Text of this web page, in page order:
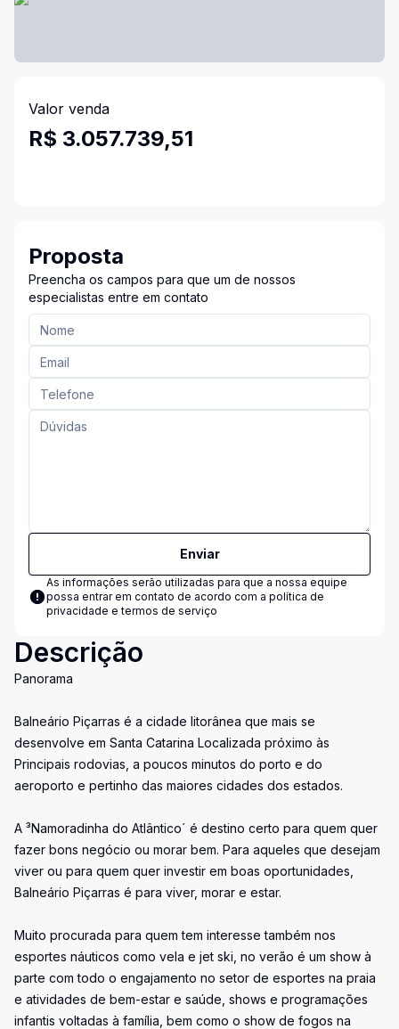
Valor venda
R$ 3.057.739,51
Proposta
Preencha os campos para que um de nossos
especialistas entre em contato
Enviar
As informações serão utilizadas para que a nossa equipe
possa entrar em contato de acordo com a política de
privacidade e termos de serviço
Descrição
Panorama
Balneário Piçarras é a cidade litorânea que mais se
desenvolve em Santa Catarina Localizada próximo às
Principais rodovias, a poucos minutos do porto e do
aeroporto e pertinho das maiores cidades dos estados.
A ³Namoradinha do Atlântico´ é destino certo para quem quer
fazer bons negócio ou morar bem. Para aqueles que desejam
viver ou para quem quer investir em boas oportunidades,
Balneário Piçarras é para viver, morar e estar.
Muito procurada para quem tem interesse também nos
esportes náuticos como vela e jet ski, no verão é um show à
parte com todo o engajamento no setor de esportes na praia
e atividades de bem-estar e saúde, shows e programações
infantis voltadas à família, bem como o show de fogos na